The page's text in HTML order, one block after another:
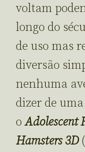
voltam
longo do
de uso mas
diversão
nenhuma
dizer de
oAdolescent
Hamsters 3D